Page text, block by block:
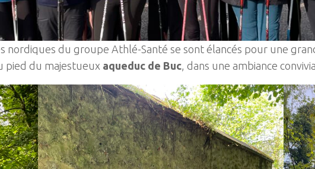
nordiques du groupe Athlé-Santé se sont élancés pour une
pied du majestueux aqueduc de Buc , dans une ambiance